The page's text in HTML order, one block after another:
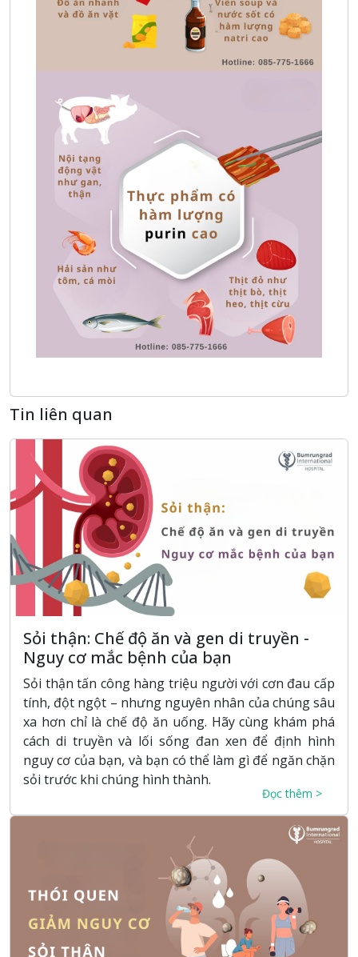
Tin liên quan
Sỏi thận: Chế độ ăn và gen di truyền -
Nguy cơ mắc bệnh của bạn
Sỏi thận tấn công hàng triệu người với cơn đau cấp
tính, đột ngột – nhưng nguyên nhân của chúng sâu
xa hơn chỉ là chế độ ăn uống. Hãy cùng khám phá
cách di truyền và lối sống đan xen để định hình
nguy cơ của bạn, và bạn có thể làm gì để ngăn chặn
sỏi trước khi chúng hình thành.
Đọc thêm >